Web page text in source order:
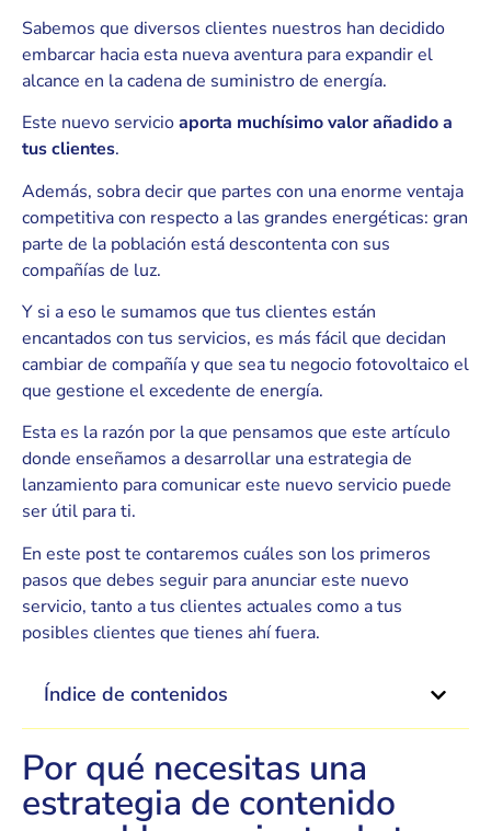
Sabemos que diversos clientes nuestros han decidido
embarcar hacia esta nueva aventura para expandir el
alcance en la cadena de suministro de energía.
Este nuevo servicioaporta muchísimo valor añadido a
tus clientes.
Además, sobra decir que partes con una enorme ventaja
competitiva con respecto a las grandes energéticas: gran
parte de la población está descontenta con sus
compañías de luz.
Y si a eso le sumamos que tus clientes están
encantados con tus servicios, es más fácil que decidan
cambiar de compañía y que sea tu negocio fotovoltaico el
que gestione el excedente de energía.
Esta es la razón por la que pensamos que este artículo
donde enseñamos a desarrollar una estrategia de
lanzamiento para comunicar este nuevo servicio puede
ser útil para ti.
En este post te contaremos cuáles son los primeros
pasos que debes seguir para anunciar este nuevo
servicio, tanto a tus clientes actuales como a tus
posibles clientes que tienes ahí fuera.
Índice de contenidos
Por qué necesitas una
estrategia de contenido